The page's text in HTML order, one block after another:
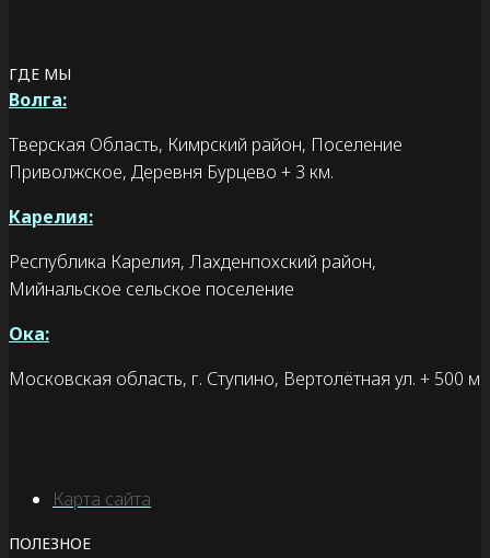
ГДЕ МЫ
Волга:
Тверская Область, Кимрский район, Поселение
Приволжское, Деревня Бурцево + 3 км.
Карелия:
Республика Карелия, Лахденпохский район,
Мийнальское сельское поселение
Ока:
Московская область, г. Ступино, Вертолётная ул. + 500 м
Карта сайта
ПОЛЕЗНОЕ